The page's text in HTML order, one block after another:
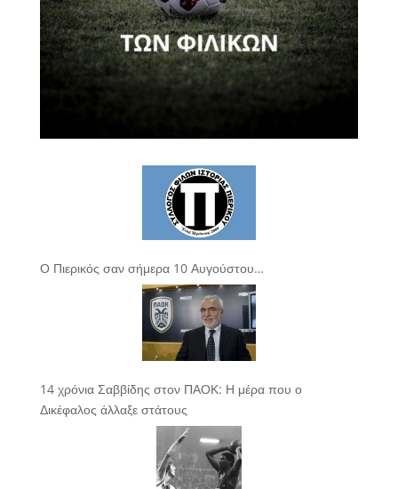
Ο Πιερικός σαν σήμερα 10 Αυγούστου…
14 χρόνια Σαββίδης στον ΠΑΟΚ: Η μέρα που ο
Δικέφαλος άλλαξε στάτους